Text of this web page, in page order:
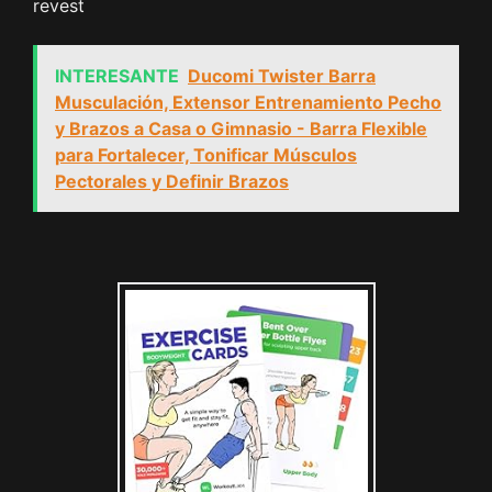
revest
INTERESANTE Ducomi Twister Barra
Musculación, Extensor Entrenamiento Pecho
y Brazos a Casa o Gimnasio - Barra Flexible
para Fortalecer, Tonificar Músculos
Pectorales y Definir Brazos